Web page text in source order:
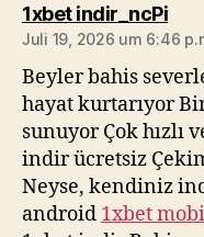
1xbet indir_ncPisagt:
Juli 19, 2026 um 6:46
Beyler bahis
hayat kurtarıyor
sunuyor Çok hızlı
indir ücretsiz
Neyse, kendiniz
android 1xbet